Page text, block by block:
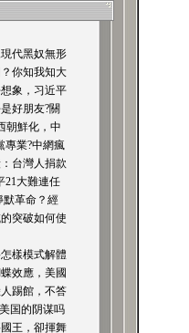
代黑奴無形
你知我知大
象，习近平
好朋友?關
朝鮮化，中
專業?中網瘋
台灣人捐款
21大難連任
默革命？經
突破如何使
樣模式解體
效應，美國
踢館，不答
国的阴谋吗
王，卻揮舞